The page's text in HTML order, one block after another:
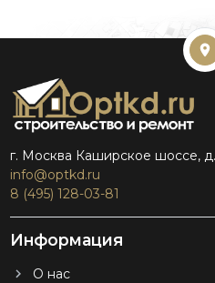
г. Москва Каширское шоссе,
info@optkd.ru
8 (495) 128-03-81
Информация
О нас